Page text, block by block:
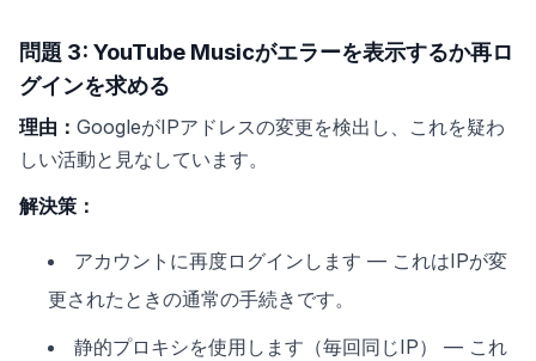
問題 3: YouTube Musicがエラーを表示するか再ロ
グインを求める
理由： GoogleがIPアドレスの変更を検出し、これを疑わ
しい活動と見なしています。
解決策：
アカウントに再度ログインします — これはIPが変
更されたときの通常の手続きです。
静的プロキシを使用します（毎回同じIP） — これ